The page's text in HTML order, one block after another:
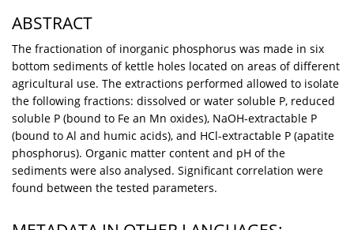
ABSTRACT
The fractionation of inorganic phosphorus was made in six
bottom sediments of kettle holes located on areas of different
agricultural use. The extractions performed allowed to isolate
the following fractions: dissolved or water soluble P, reduced
soluble P (bound to Fe an Mn oxides), NaOH-extractable P
(bound to Al and humic acids), and HCl-extractable P (apatite
phosphorus). Organic matter content and pH of the
sediments were also analysed. Significant correlation were
found between the tested parameters.